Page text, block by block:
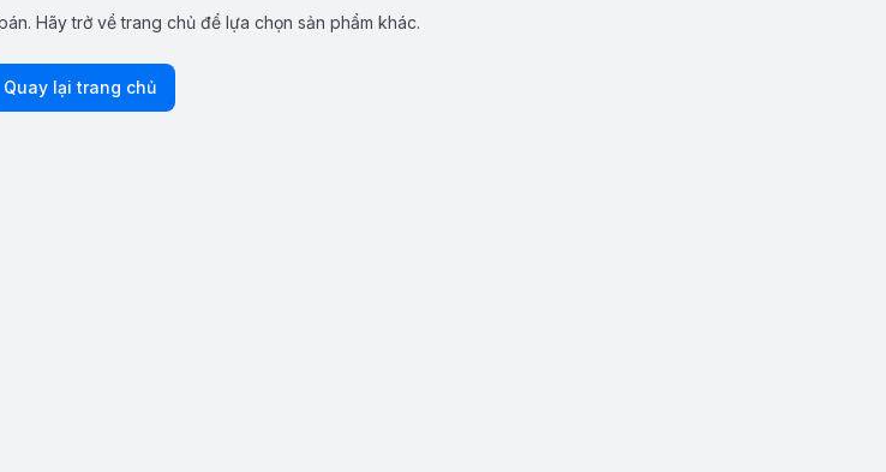
Hãy trở về trang chủ để lựa chọn sản phẩm khác.
Quay lại trang chủ